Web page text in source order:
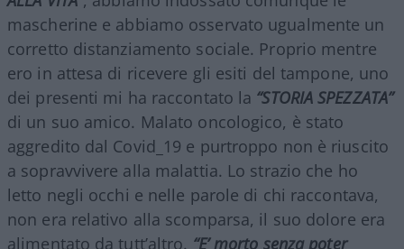
mascherine e abbiamo osservato ugualmente un
corretto distanziamento sociale. Proprio mentre
ero in attesa di ricevere gli esiti del tampone, uno
dei presenti mi ha raccontato la “STORIA SPEZZATA”
di un suo amico. Malato oncologico, è stato
aggredito dal Covid_19 e purtroppo non è riuscito
a sopravvivere alla malattia. Lo strazio che ho
letto negli occhi e nelle parole di chi raccontava,
non era relativo alla scomparsa, il suo dolore era
alimentato da tutt’altro. “E’ morto senza poter